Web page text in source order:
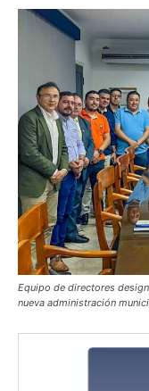
Equipo de directores
nueva administración